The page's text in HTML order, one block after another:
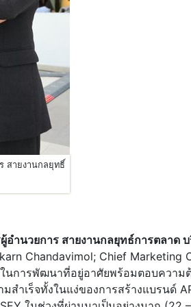
สายงานกลยุทธิ์
อำนวยการ สายงานกลยุทธ์การตลาด
Chandavimol; Chief Marketing
นการพัฒนาที่อยู่อาศัยพร้อมตอบความ
สำเร็จทั้งในแง่ของการสร้างแบรนด์